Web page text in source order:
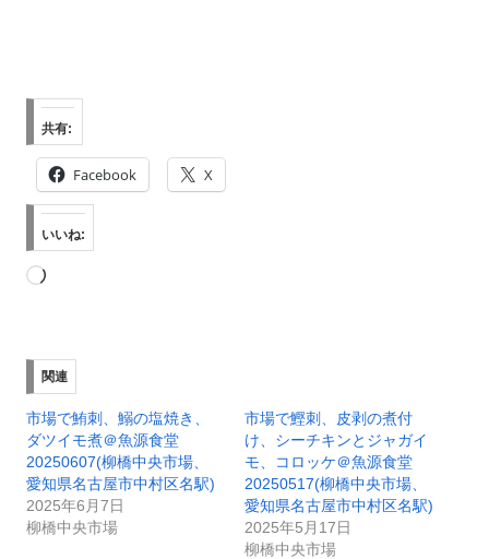
共有:
Facebook X
いいね:
読
み
中…
関連
市場で鮪刺、鰯の塩焼き、
ダツイモ煮＠魚源食堂
20250607(柳橋中央市場、
愛知県名古屋市中村区名駅)
2025年6月7日
柳橋中央市場
市場で鰹刺、皮剥の煮付
け、シーチキンとジャガイ
モ、コロッケ＠魚源食堂
20250517(柳橋中央市場、
愛知県名古屋市中村区名駅)
2025年5月17日
柳橋中央市場